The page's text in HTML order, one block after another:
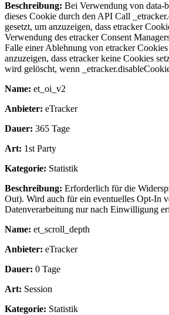
Beschreibung: Bei Verwendung von data-
dieses Cookie durch den API Call
gesetzt, um anzuzeigen, dass etracker
Verwendung des etracker Consent
Falle einer Ablehnung von etracker
anzuzeigen, dass etracker keine Cookies
wird gelöscht, wenn
Name: et_oi_v2
Anbieter: eTracker
Dauer: 365 Tage
Art: 1st Party
Kategorie: Statistik
Beschreibung: Erforderlich für die
Out). Wird auch für ein eventuelles Opt-In
Datenverarbeitung nur nach Einwilligung
Name: et_scroll_depth
Anbieter: eTracker
Dauer: 0 Tage
Art: Session
Kategorie: Statistik